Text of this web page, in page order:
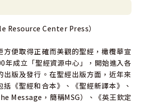
Resource Center Press）
便取得正確而美觀的聖經，橄欖華宣
年成立「聖經資源中心」，開始進入各
出版及發行。在聖經出版方面，近年來
《聖經和合本》、《聖經新譯本》、
Message，簡稱MSG）、《英王欽定